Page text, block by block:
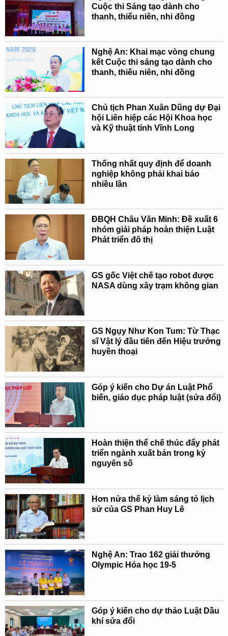
Cuộc thi Sáng tạo dành cho
thanh, thiếu niên, nhi đồng
Nghệ An: Khai mạc vòng chung
kết Cuộc thi sáng tạo dành cho
thanh, thiếu niên, nhi đồng
Chủ tịch Phan Xuân Dũng dự Đại
hội Liên hiệp các Hội Khoa học
và Kỹ thuật tỉnh Vĩnh Long
Thống nhất quy định để doanh
nghiệp không phải khai báo
nhiều lần
ĐBQH Châu Văn Minh: Đề xuất 6
nhóm giải pháp hoàn thiện Luật
Phát triển đô thị
GS gốc Việt chế tạo robot được
NASA dùng xây trạm không gian
GS Ngụy Như Kon Tum: Từ Thạc
sĩ Vật lý đầu tiên đến Hiệu trưởng
huyền thoại
Góp ý kiến cho Dự án Luật Phổ
biến, giáo dục pháp luật (sửa đổi)
Hoàn thiện thể chế thúc đẩy phát
triển ngành xuất bản trong kỷ
nguyên số
Hơn nửa thế kỷ làm sáng tỏ lịch
sử của GS Phan Huy Lê
Nghệ An: Trao 162 giải thưởng
Olympic Hóa học 19-5
Góp ý kiến cho dự thảo Luật Dầu
khí sửa đổi